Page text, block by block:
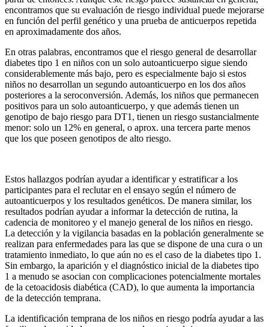
encontramos que su evaluación de riesgo individual puede mejorarse
en función del perfil genético y una prueba de anticuerpos repetida
en aproximadamente dos años.
En otras palabras, encontramos que el riesgo general de desarrollar
diabetes tipo 1 en niños con un solo autoanticuerpo sigue siendo
considerablemente más bajo, pero es especialmente bajo si estos
niños no desarrollan un segundo autoanticuerpo en los dos años
posteriores a la seroconversión. Además, los niños que permanecen
positivos para un solo autoanticuerpo, y que además tienen un
genotipo de bajo riesgo para DT1, tienen un riesgo sustancialmente
menor: solo un 12% en general, o aprox. una tercera parte menos
que los que poseen genotipos de alto riesgo.
Estos hallazgos podrían ayudar a identificar y estratificar a los
participantes para el reclutar en el ensayo según el número de
autoanticuerpos y los resultados genéticos. De manera similar, los
resultados podrían ayudar a informar la detección de rutina, la
cadencia de monitoreo y el manejo general de los niños en riesgo.
La detección y la vigilancia basadas en la población generalmente se
realizan para enfermedades para las que se dispone de una cura o un
tratamiento inmediato, lo que aún no es el caso de la diabetes tipo 1.
Sin embargo, la aparición y el diagnóstico inicial de la diabetes tipo
1 a menudo se asocian con complicaciones potencialmente mortales
de la cetoacidosis diabética (CAD), lo que aumenta la importancia
de la detección temprana.
La identificación temprana de los niños en riesgo podría ayudar a las